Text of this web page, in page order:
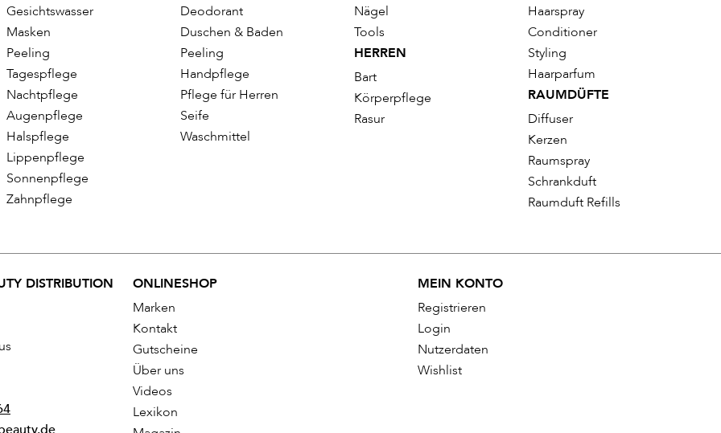
Gesichtswasser
Masken
Peeling
Tagespflege
Nachtpflege
Augenpflege
Halspflege
Lippenpflege
Sonnenpflege
Zahnpflege
Deodorant
Duschen & Baden
Peeling
Handpflege
Pflege für Herren
Seife
Waschmittel
Nägel
Tools
HERREN
Bart
Körperpflege
Rasur
Haarspray
Conditioner
Styling
Haarparfum
RAUMDÜFTE
Diffuser
Kerzen
Raumspray
Schrankduft
Raumduft Refills
DISTRIBUTION
ONLINESHOP
Marken
Kontakt
Gutscheine
Über uns
Videos
Lexikon
MEIN KONTO
Registrieren
Login
Nutzerdaten
Wishlist